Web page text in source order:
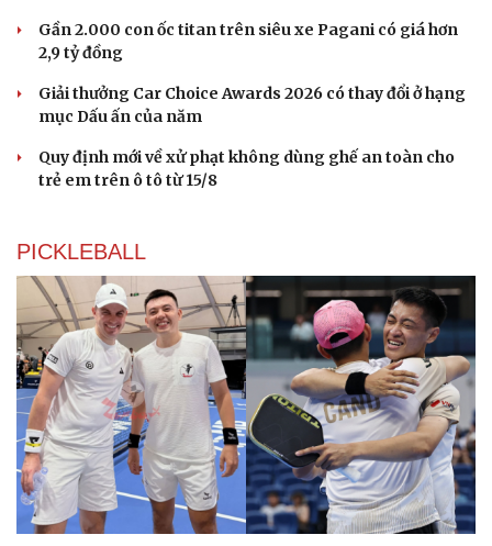
Du lịch
Tư vấn
Săn Tour
check-in
Podcast
Câu chuyện thời sự
Đọc truyện đêm khuya
Cửa sổ tình yêu
Kể chuyện cho bé
Hạt giống tâm hồn
Gần 2.000 con ốc titan trên siêu xe Pagani có giá hơn
2,9 tỷ đồng
Giải thưởng Car Choice Awards 2026 có thay đổi ở hạng
mục Dấu ấn của năm
Quy định mới về xử phạt không dùng ghế an toàn cho
trẻ em trên ô tô từ 15/8
PICKLEBALL